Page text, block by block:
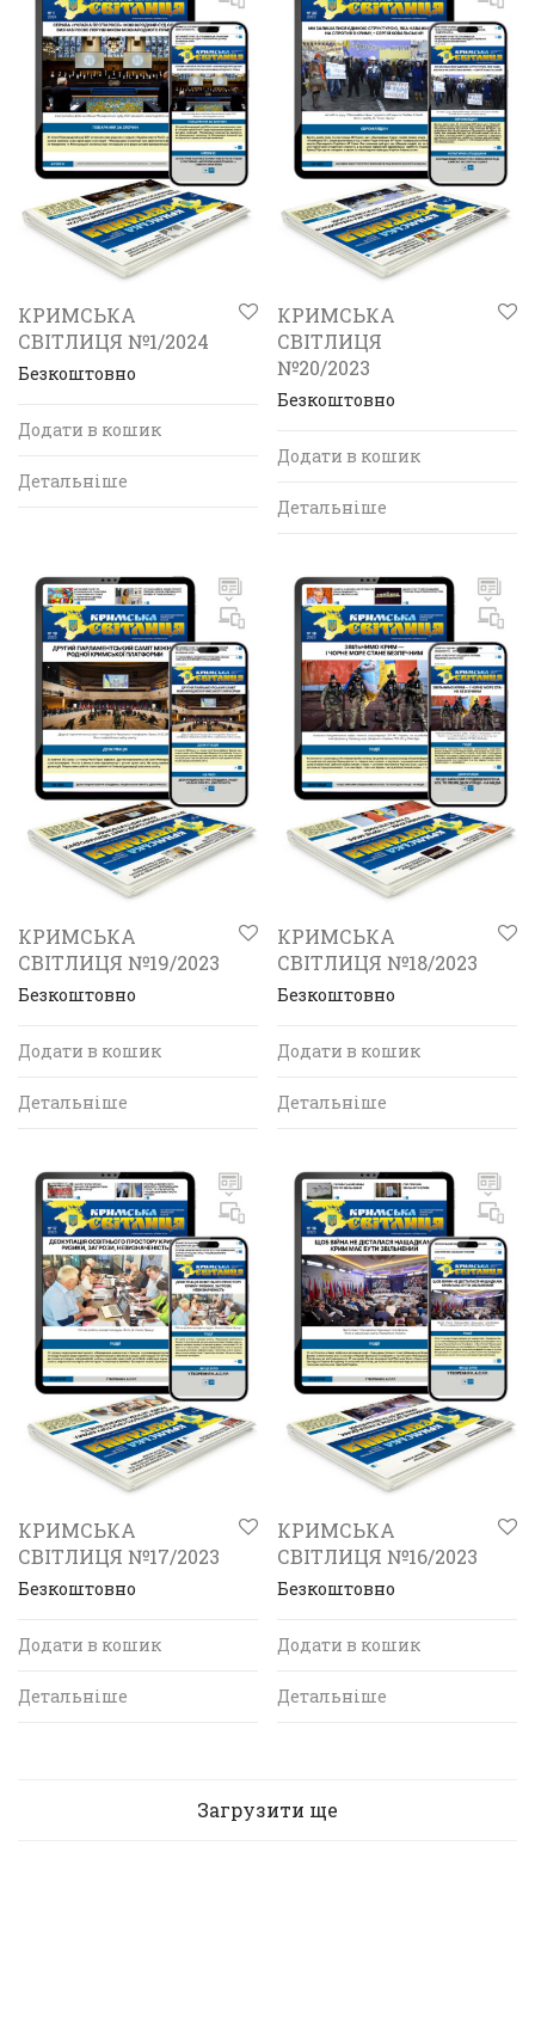
КРИМСЬКА
СВІТЛИЦЯ №1/2024
Безкоштовно
Додати в кошик
Детальніше
КРИМСЬКА
СВІТЛИЦЯ
№20/2023
Безкоштовно
Додати в кошик
Детальніше
КРИМСЬКА
СВІТЛИЦЯ №19/2023
Безкоштовно
Додати в кошик
Детальніше
КРИМСЬКА
СВІТЛИЦЯ №18/2023
Безкоштовно
Додати в кошик
Детальніше
КРИМСЬКА
СВІТЛИЦЯ №17/2023
Безкоштовно
Додати в кошик
Детальніше
КРИМСЬКА
СВІТЛИЦЯ №16/2023
Безкоштовно
Додати в кошик
Детальніше
Загрузити ще